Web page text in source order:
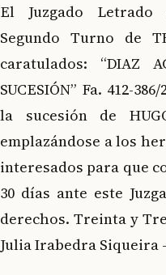
El Juzgado
Segundo Turno de
caratulados: “DIAZ
SUCESIÓN” Fa. 412-
la sucesión de
emplazándose a los
interesados para que
30 días ante este
derechos. Treinta y
Julia Irabedra Siqueira